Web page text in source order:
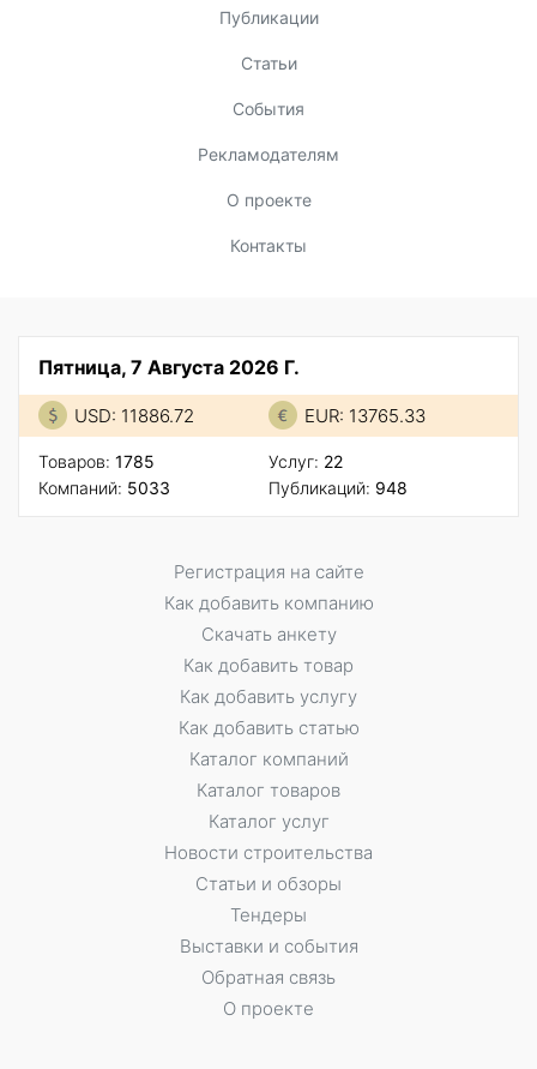
Публикации
Статьи
События
Рекламодателям
О проекте
Контакты
Пятница, 7 Августа 2026 Г.
USD: 11886.72 EUR: 13765.33
Товаров: 1785
Компаний: 5033
Услуг: 22
Публикаций: 948
Регистрация на сайте
Как добавить компанию
Скачать анкету
Как добавить товар
Как добавить услугу
Как добавить статью
Каталог компаний
Каталог товаров
Каталог услуг
Новости строительства
Статьи и обзоры
Тендеры
Выставки и события
Обратная связь
О проекте